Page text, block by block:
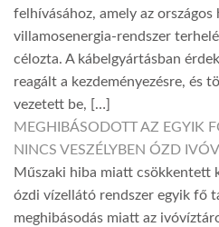
felhívásához, amely az országos
villamosenergia-rendszer
célozta. A kábelgyártásban
reagált a kezdeményezésre, és
vezetett be, […]
MEGHIBÁSODOTT AZ EGYIK
NINCS VESZÉLYBEN ÓZD
Műszaki hiba miatt csökkentett
ózdi vízellátó rendszer egyik fő
meghibásodás miatt az